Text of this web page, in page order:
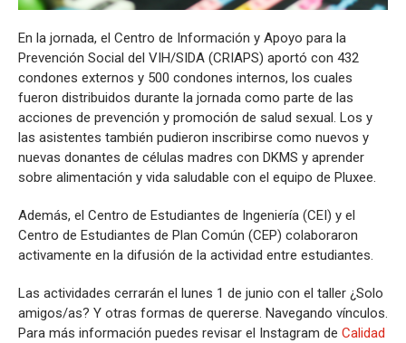
En la jornada, el Centro de Información y Apoyo para la
Prevención Social del VIH/SIDA (CRIAPS) aportó con 432
condones externos y 500 condones internos, los cuales
fueron distribuidos durante la jornada como parte de las
acciones de prevención y promoción de salud sexual. Los y
las asistentes también pudieron inscribirse como nuevos y
nuevas donantes de células madres con DKMS y aprender
sobre alimentación y vida saludable con el equipo de Pluxee.
Además, el Centro de Estudiantes de Ingeniería (CEI) y el
Centro de Estudiantes de Plan Común (CEP) colaboraron
activamente en la difusión de la actividad entre estudiantes.
Las actividades cerrarán el lunes 1 de junio con el taller ¿Solo
amigos/as? Y otras formas de quererse. Navegando vínculos.
Para más información puedes revisar el Instagram de Calidad